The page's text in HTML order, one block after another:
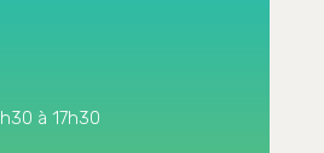
à 17h30